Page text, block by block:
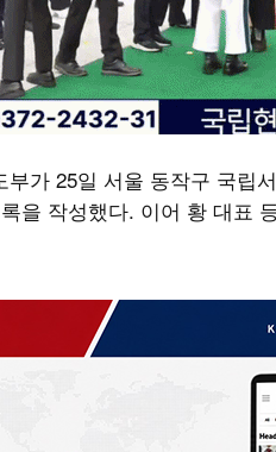
가 25일 서울 동작구 국립
을 작성했다. 이어 황 대표